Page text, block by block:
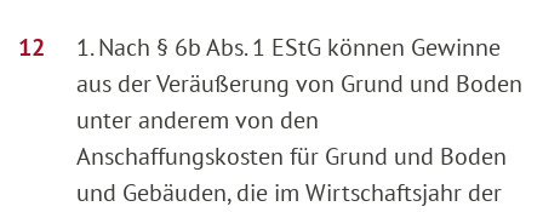
1. Nach § 6b Abs. 1 EStG können Gewinne
aus der Veräußerung von Grund und Boden
unter anderem von den
Anschaffungskosten für Grund und Boden
und Gebäuden, die im Wirtschaftsjahr der